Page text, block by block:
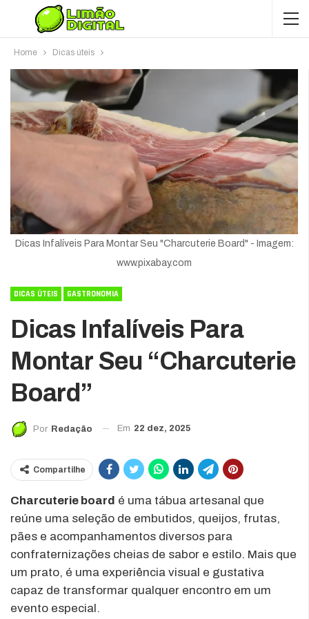
Home Dicas úteis
Dicas Infalíveis Para Montar Seu "Charcuterie Board" - Imagem:
www.pixabay.com
DICAS ÚTEIS GASTRONOMIA
Dicas Infalíveis Para
Montar Seu “Charcuterie
Board”
Por Redação Em 22 dez, 2025
Compartilhe
Charcuterie board é uma tábua artesanal que
reúne uma seleção de embutidos, queijos, frutas,
pães e acompanhamentos diversos para
confraternizações cheias de sabor e estilo. Mais que
um prato, é uma experiência visual e gustativa
capaz de transformar qualquer encontro em um
evento especial.